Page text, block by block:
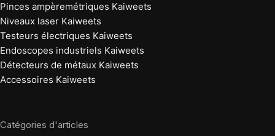
Pinces ampèremétriques Kaiweets
Niveaux laser Kaiweets
Testeurs électriques Kaiweets
Endoscopes industriels Kaiweets
Détecteurs de métaux Kaiweets
Accessoires Kaiweets
Catégories d'articles